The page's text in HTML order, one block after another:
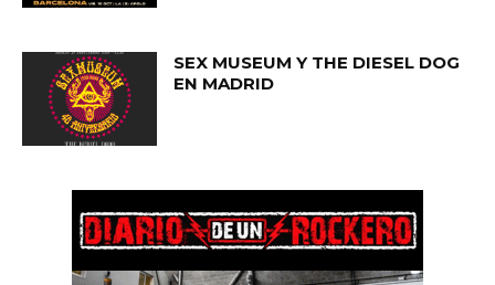
SEX MUSEUM Y THE DIESEL DOG
EN MADRID